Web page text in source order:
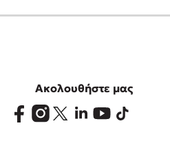
Ακολουθήστε μας